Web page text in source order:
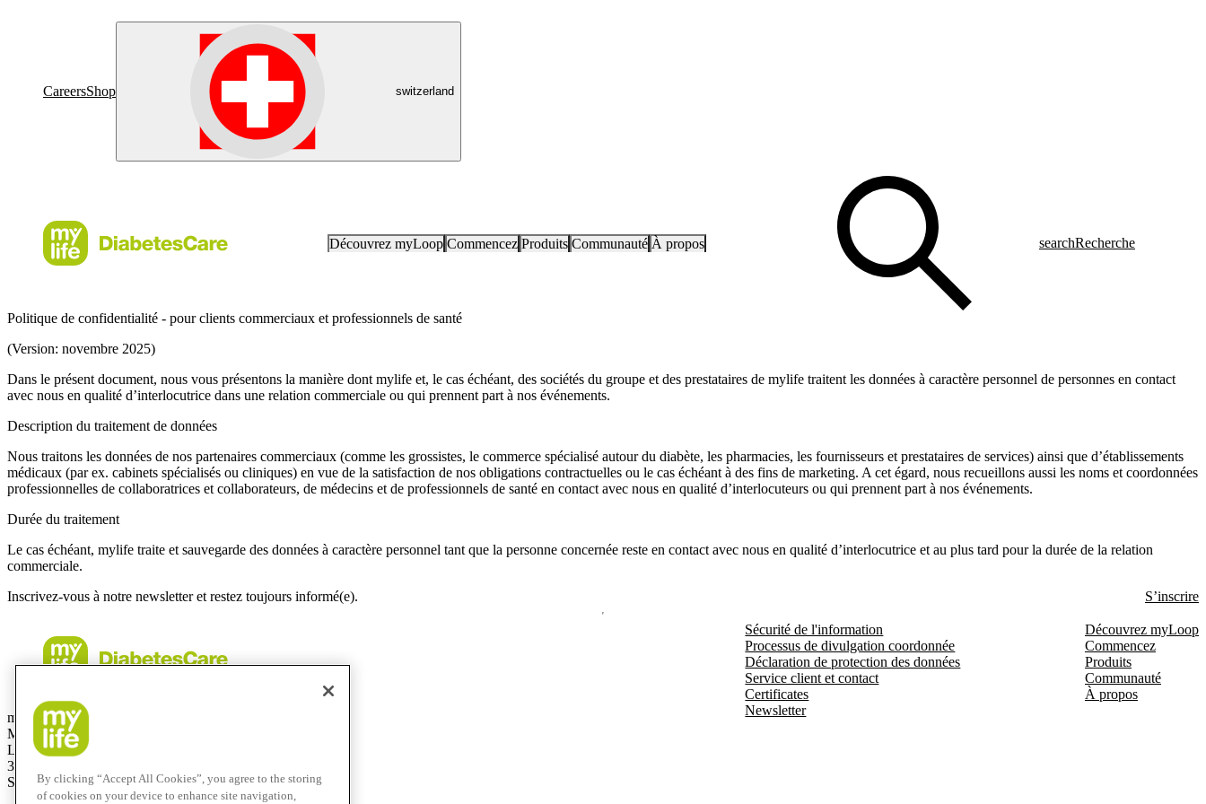
CareersShop switzerland
Découvrez myLoop Commencez Produits Communauté À propos searchRecherche
Politique de confidentialité - pour clients commerciaux et professionnels de santé
(Version: novembre 2025)
Dans le présent document, nous vous présentons la manière dont mylife et, le cas échéant, des sociétés du groupe et des prestataires de mylife traitent les données à caractère personnel de personnes en contact
avec nous en qualité d’interlocutrice dans une relation commerciale ou qui prennent part à nos événements.
Description du traitement de données
Nous traitons les données de nos partenaires commerciaux (comme les grossistes, le commerce spécialisé autour du diabète, les pharmacies, les fournisseurs et prestataires de services) ainsi que d’établissements
médicaux (par ex. cabinets spécialisés ou cliniques) en vue de la satisfaction de nos obligations contractuelles ou le cas échéant à des fins de marketing. A cet égard, nous recueillons aussi les noms et coordonnées
professionnelles de collaboratrices et collaborateurs, de médecins et de professionnels de santé en contact avec nous en qualité d’interlocuteurs ou qui prennent part à nos événements.
Durée du traitement
Le cas échéant, mylife traite et sauvegarde des données à caractère personnel tant que la personne concernée reste en contact avec nous en qualité d’interlocutrice et au plus tard pour la durée de la relation
commerciale.
Inscrivez-vous à notre newsletter et restez toujours informé(e).
S’inscrire
mylife Diabetes Care AG
Marché Suisse
Lyssachstrasse 40
3400 Burgdorf
Suisse
Sécurité de l'information
Processus de divulgation coordonnée
Déclaration de protection des données
Service client et contact
Certificates
Newsletter
Découvrez myLoop
Commencez
Produits
Communauté
À propos
By clicking “Accept All Cookies”, you agree to the storing
of cookies on your device to enhance site navigation,